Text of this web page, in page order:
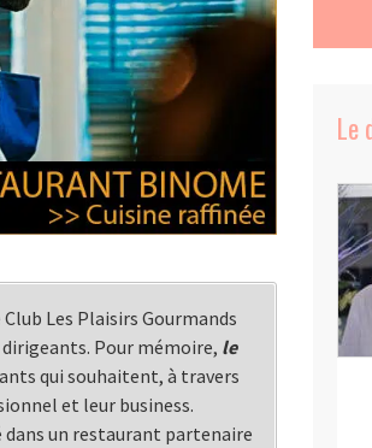
Les Plaisirs Gourmands
Pour mémoire, le
qui souhaitent, à travers
et leur business.
dans un restaurant partenaire
Le